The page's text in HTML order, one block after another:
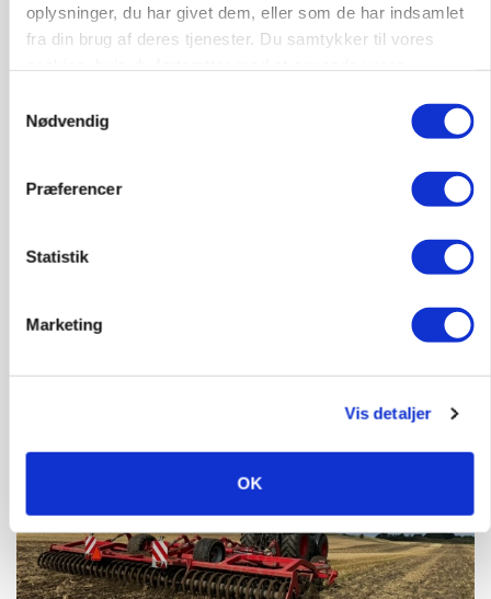
oplysninger, du har givet dem, eller som de har indsamlet
fra din brug af deres tjenester. Du samtykker til vores
Nødvendig
Præferencer
Statistik
Marketing
Vis detaljer
OK
»Nu stopper I«: Landbrugsdebattør og
KVÆG
Loading...